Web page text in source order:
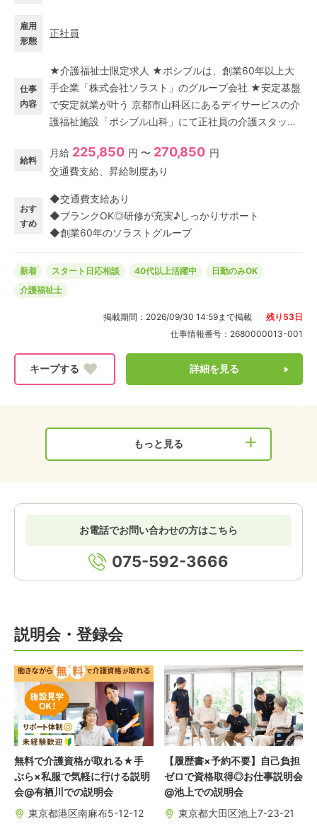
雇用
形態
正社員
仕事
内容
★介護福祉士限定求人 ★ポシブルは、創業60年以上大
手企業「株式会社ソラスト」のグループ会社 ★安定基盤
で安定就業が叶う 京都市山科区にあるデイサービスの介
護福祉施設「ポシブル山科」にて正社員の介護スタッフ
機能の維持向上を図るためのリハビリ特化型デイサービ
ス。 ★午前または午後のみの短時間利用 ★食事や入浴
を高められる 短時間の利用で、タイムスケジュールに沿
ってテキパキ働ける! リハビリによって利用者さまの身体
機能が改善していく様子を見ることができるのも魅力☆
給料
月給 225,850 円 〜 270,850 円
交通費支給、昇給制度あり
おす
すめ
◆交通費支給あり
◆ブランクOK◎研修が充実♪しっかりサポート
◆創業60年のソラストグループ
新着 スタート日応相談 40代以上活躍中
日勤のみOK
介護福祉士
掲載期間： 2026/09/30 14:59まで掲載 残り 53日
仕事情報番号： 2680000013-001
詳細を見る
もっと見る
お電話でお問い合わせの方はこちら
075-592-3666
説明会・登録会
無料で介護資格が取れる★手
ぶら×私服で気軽に行ける説明
会@有栖川での説明会
東京都港区南麻布5-12-12
【履歴書×予約不要】自己負担
ゼロで資格取得◎お仕事説明会
@池上での説明会
東京都大田区池上7-23-21